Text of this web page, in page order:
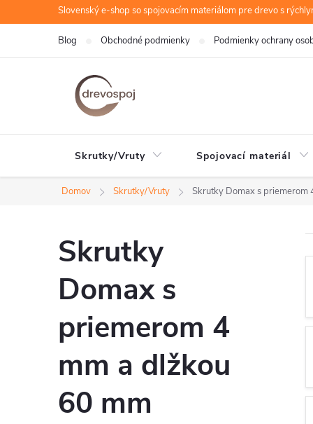
na
Slovenský e-shop so spojovacím materiálom pre drevo s
Blog Obchodné podmienky Podmienky ochrany
Skrutky/Vruty Spojovací materiál
Domov Skrutky/Vruty Skrutky Domax s priemerom
Skrutky
Domax s
priemerom 4
mm a dlžkou
60 mm